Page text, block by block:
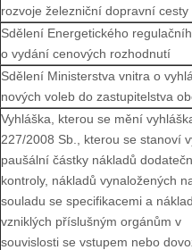
rozvoje železniční dopravní cesty
Sdělení Energetického
o vydání cenových rozhodnutí
Sdělení Ministerstva vnitra o
nových voleb do zastupitelstva
Vyhláška, kterou se mění
227/2008 Sb., kterou se stanoví
paušální částky nákladů
kontroly, nákladů vynaložených
souladu se specifikacemi a
vzniklých příslušným orgánům v
souvislosti se vstupem nebo